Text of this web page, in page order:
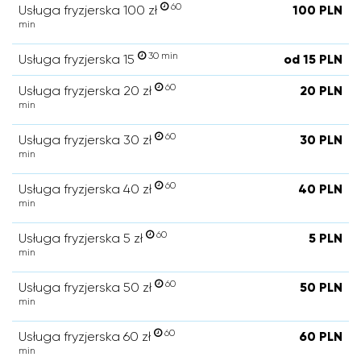
Usługa fryzjerska 100 zł
60
min
100 PLN
Usługa fryzjerska 15 30 min od 15 PLN
Usługa fryzjerska 20 zł
60
min
20 PLN
Usługa fryzjerska 30 zł
60
min
30 PLN
Usługa fryzjerska 40 zł
60
min
40 PLN
Usługa fryzjerska 5 zł
60
min
5 PLN
Usługa fryzjerska 50 zł
60
min
50 PLN
Usługa fryzjerska 60 zł
60
min
60 PLN